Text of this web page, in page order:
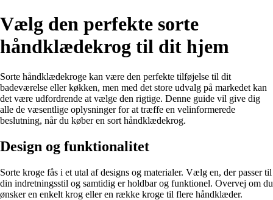
Vælg den perfekte sorte
håndklædekrog til dit hjem
Sorte håndklædekroge kan være den perfekte tilføjelse til dit
badeværelse eller køkken, men med det store udvalg på markedet kan
det være udfordrende at vælge den rigtige. Denne guide vil give dig
alle de væsentlige oplysninger for at træffe en velinformerede
beslutning, når du køber en sort håndklædekrog.
Design og funktionalitet
Sorte kroge fås i et utal af designs og materialer. Vælg en, der passer til
din indretningsstil og samtidig er holdbar og funktionel. Overvej om du
ønsker en enkelt krog eller en række kroge til flere håndklæder.